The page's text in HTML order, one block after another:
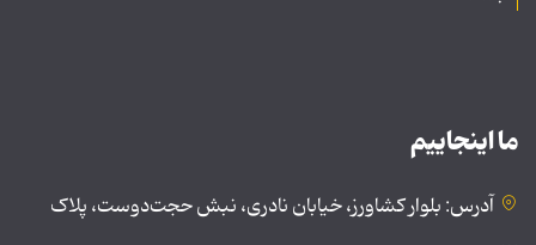
ما اینجاییم
آدرس: بلوار کشاورز، خیابان نادری، نبش حجت‌دوست، پلاک